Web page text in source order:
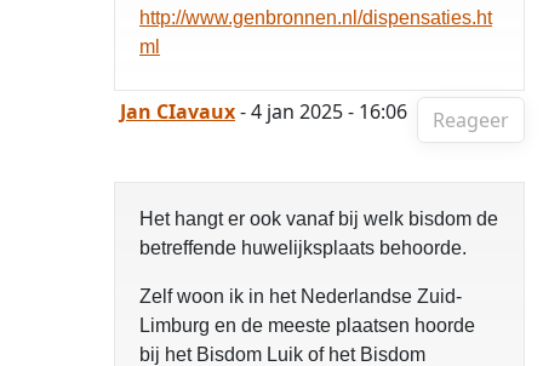
http://www.genbronnen.nl/dispensaties.ht
ml
Reageer
Jan CIavaux- 4 jan 2025 - 16:06
Het hangt er ook vanaf bij welk bisdom de
betreffende huwelijksplaats behoorde.
Zelf woon ik in het Nederlandse Zuid-
Limburg en de meeste plaatsen hoorde
bij het Bisdom Luik of het Bisdom